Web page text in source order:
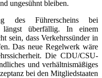
ungesühnt bleiben.
des Führerscheins bei
längst überfällig. In einem
sein, dass Verkehrssünder in
Das neue Regelwerk wäre
Die CDU/CSU-
und verhältnismäßiges
bei den Mitgliedstaaten